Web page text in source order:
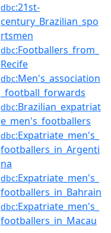
dbc:21st-
century_Brazilian_spo
rtsmen
dbc:Footballers_from_
Recife
dbc:Men's_association
_football_forwards
dbc:Brazilian_expatriat
e_men's_footballers
dbc:Expatriate_men's_
footballers_in_Argenti
na
dbc:Expatriate_men's_
footballers_in_Bahrain
dbc:Expatriate_men's_
footballers_in_Macau